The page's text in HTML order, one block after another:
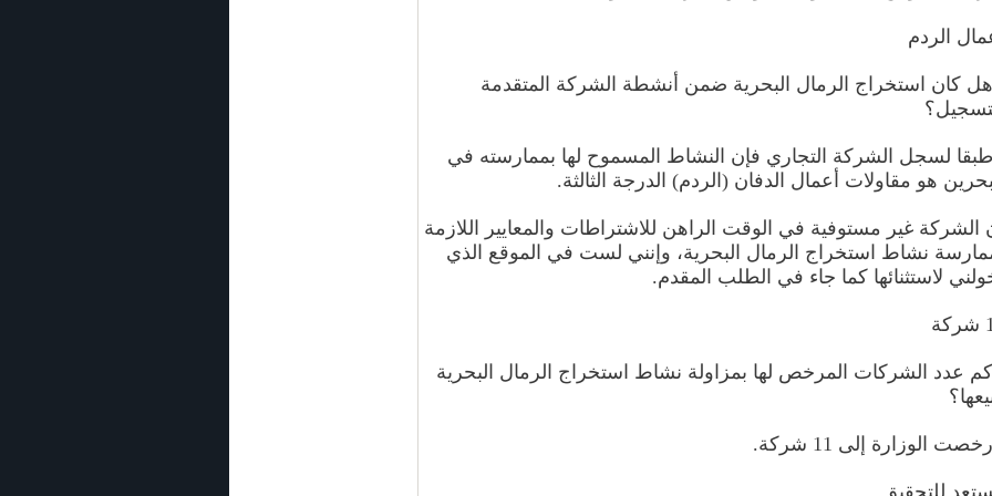
الردم
كان استخراج الرمال البحرية ضمن أنشطة الشركة المتقدمة
لسجل الشركة التجاري فإن النشاط المسموح لها بممارسته في
هو مقاولات أعمال الدفان (الردم) الدرجة الثالثة.
الشركة غير مستوفية في الوقت الراهن للاشتراطات والمعايير اللازمة
نشاط استخراج الرمال البحرية، وإنني لست في الموقع الذي
لاستثنائها كما جاء في الطلب المقدم.
عدد الشركات المرخص لها بمزاولة نشاط استخراج الرمال البحرية
الوزارة إلى 11 شركة.
للتحقيق